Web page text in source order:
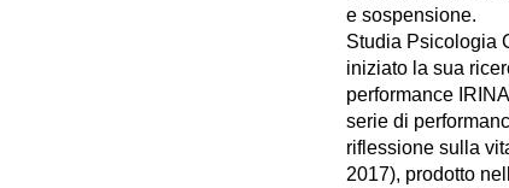
e sospensione.
Studia Psicologia
iniziato la sua
performance
serie di
riflessione sulla
2017), prodotto